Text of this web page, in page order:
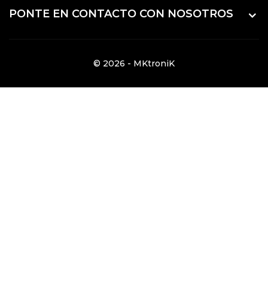
PONTE EN CONTACTO CON NOSOTROS
© 2026 - MKtroniK